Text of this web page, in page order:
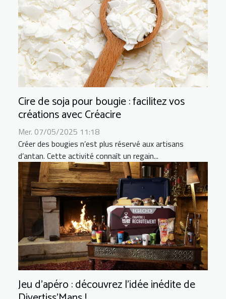
Cire de soja pour bougie : facilitez vos
créations avec Créacire
Mer. 07/05/2025 11:18
Créer des bougies n’est plus réservé aux artisans
d’antan. Cette activité connaît un regain...
Jeu d’apéro : découvrez l’idée inédite de